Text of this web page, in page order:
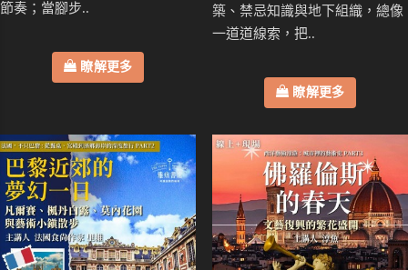
節奏；當腳步..
瞭解更多
築、禁忌知識與地下組織，總像
一道道線索，把..
瞭解更多